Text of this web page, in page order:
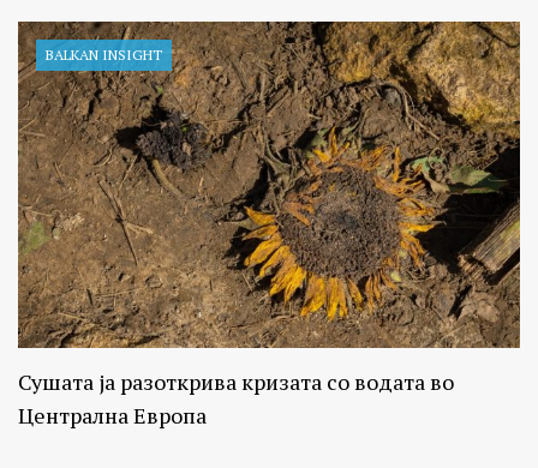
BALKAN INSIGHT
Сушата ја разоткрива кризата со водата во
Централна Европа